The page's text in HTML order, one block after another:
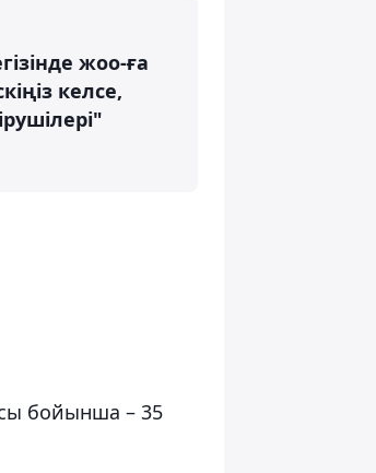
жоо-ға
келсе,
бойынша – 35